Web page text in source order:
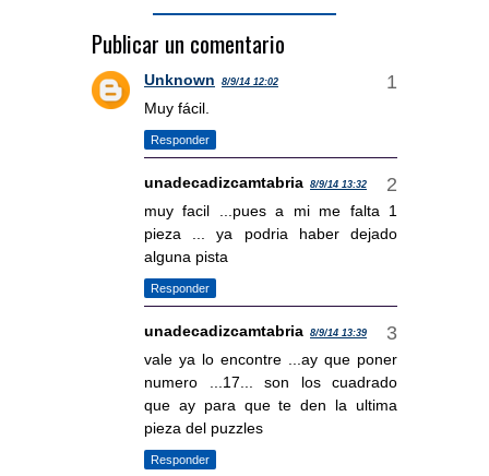
Publicar un comentario
Unknown 8/9/14 12:02
Muy fácil.
Responder
unadecadizcamtabria 8/9/14 13:32
muy facil ...pues a mi me falta 1
pieza ... ya podria haber dejado
alguna pista
Responder
unadecadizcamtabria 8/9/14 13:39
vale ya lo encontre ...ay que poner
numero ...17... son los cuadrado
que ay para que te den la ultima
pieza del puzzles
Responder